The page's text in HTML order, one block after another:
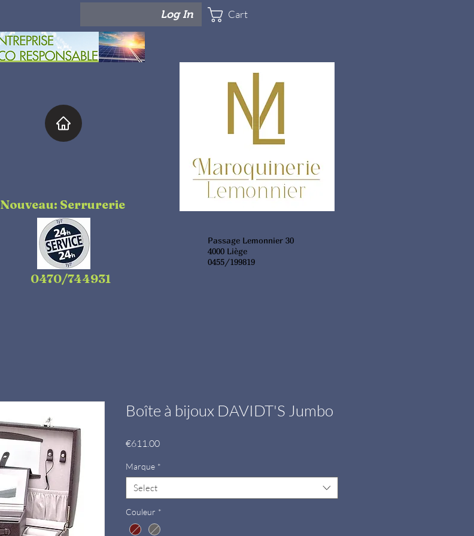
Log In Cart
Nouveau: Serrurerie
Passage Lemonnier 30
4000 Liège
0455/199819
0470/744931
Boîte à bijoux DAVIDT'S Jumbo
€611.00Price
Marque *
Select
Couleur *